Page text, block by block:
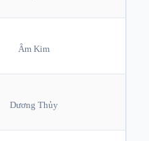
Âm Kim
Dương Thủy